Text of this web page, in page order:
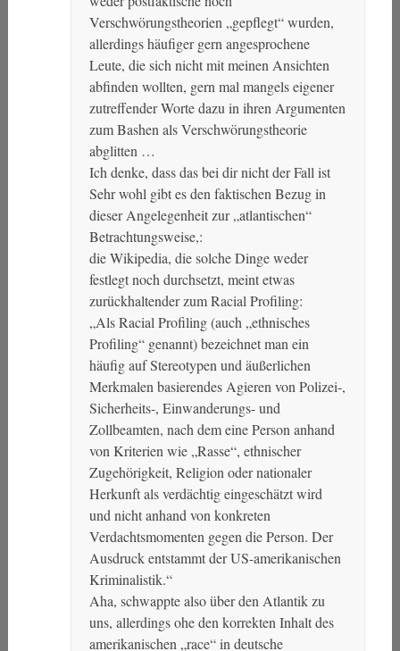
Verschwörungstheorien „gepflegt“ wurden,
allerdings häufiger gern angesprochene
Leute, die sich nicht mit meinen Ansichten
abfinden wollten, gern mal mangels eigener
zutreffender Worte dazu in ihren Argumenten
zum Bashen als Verschwörungstheorie
abglitten …
Ich denke, dass das bei dir nicht der Fall ist
Sehr wohl gibt es den faktischen Bezug in
dieser Angelegenheit zur „atlantischen“
Betrachtungsweise,:
die Wikipedia, die solche Dinge weder
festlegt noch durchsetzt, meint etwas
zurückhaltender zum Racial Profiling:
„Als Racial Profiling (auch „ethnisches
Profiling“ genannt) bezeichnet man ein
häufig auf Stereotypen und äußerlichen
Merkmalen basierendes Agieren von Polizei-,
Sicherheits-, Einwanderungs- und
Zollbeamten, nach dem eine Person anhand
von Kriterien wie „Rasse“, ethnischer
Zugehörigkeit, Religion oder nationaler
Herkunft als verdächtig eingeschätzt wird
und nicht anhand von konkreten
Verdachtsmomenten gegen die Person. Der
Ausdruck entstammt der US-amerikanischen
Kriminalistik.“
Aha, schwappte also über den Atlantik zu
uns, allerdings ohe den korrekten Inhalt des
amerikanischen „race“ in deutsche